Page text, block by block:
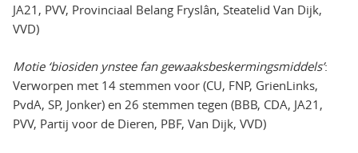
JA21, PVV, Provinciaal Belang Fryslân, Steatelid Van Dijk,
VVD)
Motie ‘biosiden ynstee fan gewaaksbeskermingsmiddels’:
Verworpen met 14 stemmen voor (CU, FNP, GrienLinks,
PvdA, SP, Jonker) en 26 stemmen tegen (BBB, CDA, JA21,
PVV, Partij voor de Dieren, PBF, Van Dijk, VVD)